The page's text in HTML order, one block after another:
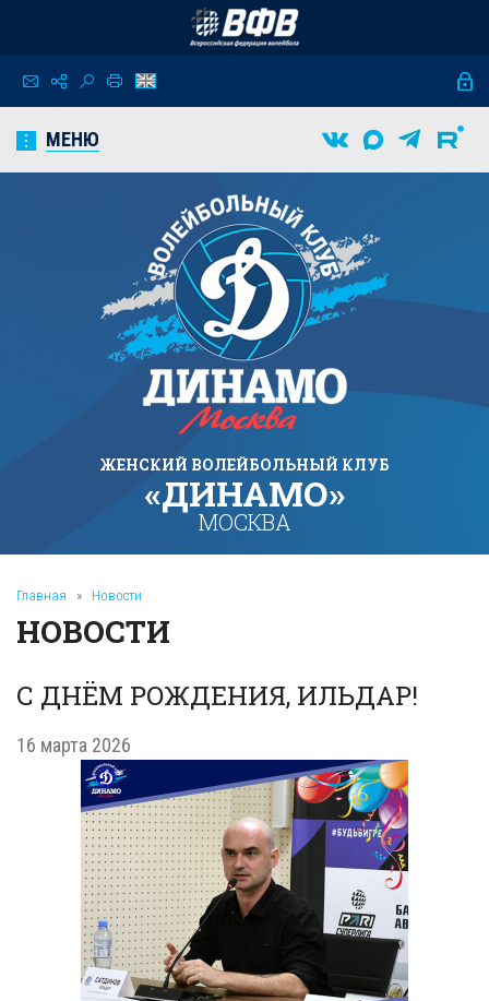
МЕНЮ
ЖЕНСКИЙ ВОЛЕЙБОЛЬНЫЙ КЛУБ
«ДИНАМО»
МОСКВА
Главная » Новости
НОВОСТИ
С ДНЁМ РОЖДЕНИЯ, ИЛЬДАР!
16 марта 2026